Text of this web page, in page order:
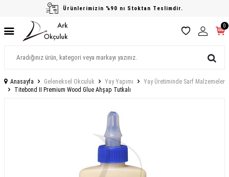
Ürünlerimizin %90 nı Stoktan Teslimdir.
0
Anasayfa Geleneksel Okculuk Yay Yapımı
Yay Üretiminde Sarf Malzemeler
Titebond II Premium Wood Glue Ahşap Tutkalı